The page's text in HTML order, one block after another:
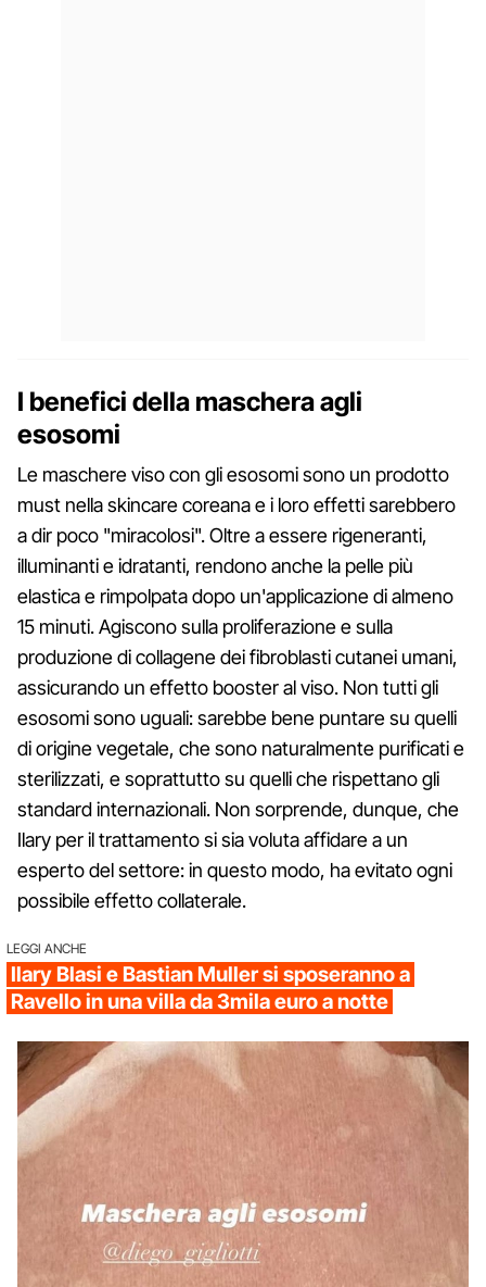
I benefici della maschera agli
esosomi
Le maschere viso con gli esosomi sono un prodotto
must nella skincare coreana e i loro effetti sarebbero
a dir poco "miracolosi". Oltre a essere rigeneranti,
illuminanti e idratanti, rendono anche la pelle più
elastica e rimpolpata dopo un'applicazione di almeno
15 minuti. Agiscono sulla proliferazione e sulla
produzione di collagene dei fibroblasti cutanei umani,
assicurando un effetto booster al viso. Non tutti gli
esosomi sono uguali: sarebbe bene puntare su quelli
di origine vegetale, che sono naturalmente purificati e
sterilizzati, e soprattutto su quelli che rispettano gli
standard internazionali. Non sorprende, dunque, che
Ilary per il trattamento si sia voluta affidare a un
esperto del settore: in questo modo, ha evitato ogni
possibile effetto collaterale.
LEGGI ANCHE
Ilary Blasi e Bastian Muller si sposeranno a
Ravello in una villa da 3mila euro a notte